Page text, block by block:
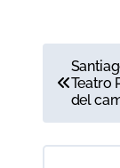
a
v
Teatro
del